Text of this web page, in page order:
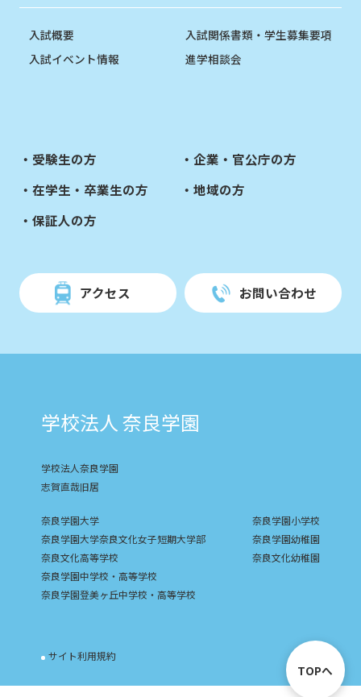
入試概要
入試イベント情報
入試関係書類・学生募集要項
進学相談会
受験生の方
在学生・卒業生の方
保証人の方
企業・官公庁の方
地域の方
アクセス お問い合わせ
学校法人 奈良学園
学校法人奈良学園
志賀直哉旧居
奈良学園大学
奈良学園大学奈良文化女子短期大学部
奈良文化高等学校
奈良学園中学校・高等学校
奈良学園登美ヶ丘中学校・高等学校
奈良学園小学校
奈良学園幼稚園
奈良文化幼稚園
サイト利用規約
TOPへ